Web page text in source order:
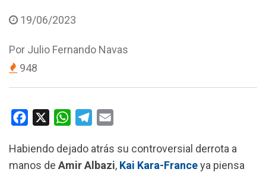
19/06/2023
Por Julio Fernando Navas
948
c
e
W
a
t
l
e
a
i
Habiendo dejado atrás su controversial derrota a
manos de Amir Albazi, Kai Kara-Franceya piensa